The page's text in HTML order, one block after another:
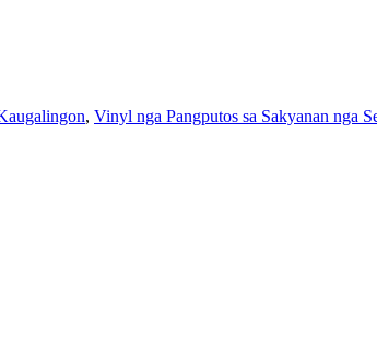
, Vinyl nga Pangputos sa Sakyanan nga